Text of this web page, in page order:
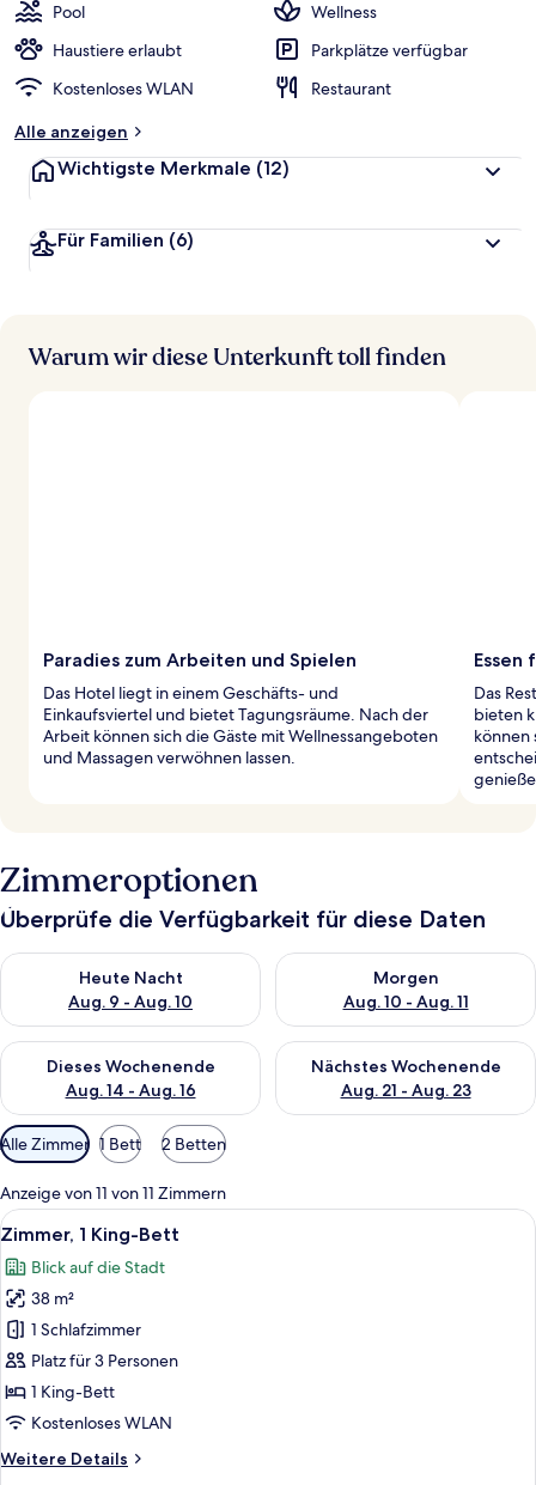
Pool
Wellness
Haustiere erlaubt
Parkplätze verfügbar
Kostenloses WLAN
Restaurant
Alle anzeigen
Wichtigste Merkmale (12)
Für Familien (6)
Warum wir diese Unterkunft toll finden
Paradies zum Arbeiten und Spielen
Das Hotel liegt in einem Geschäfts- und
Einkaufsviertel und bietet Tagungsräume. Nach der
Arbeit können sich die Gäste mit Wellnessangeboten
und Massagen verwöhnen lassen.
Essen
Das
bieten
können
Zimmeroptionen
Überprüfe die Verfügbarkeit für diese Daten
Heute Nacht
Aug. 9 - Aug. 10
Überprüfe die Verfügbarkeit für heute Nacht, Aug. 9 - Aug.
Morgen
Aug. 10 - Aug. 11
Überprüfe die Verfügbarkeit
Dieses Wochenende
Aug. 14 - Aug. 16
Überprüfe die Verfügbarkeit für dieses Wochenende, Aug. 14
Nächstes Wochenende
Aug. 21 - Aug. 23
Überprüfe die Verfügbarkeit
Verfügbare
Filter
für
Zimmer
Alle Zimmer 1 Bett 2 Betten
Anzeige von 11 von 11 Zimmern
Alle
Fotos
für
Zimmer,
1 King-
Bett
anzeigen
Ein Hotelzimmer mit Bett,
5
Zimmer, 1 King-Bett
Blick auf die Stadt
38 m²
1 Schlafzimmer
Platz für 3 Personen
1 King-Bett
Kostenloses WLAN
Weitere Details
Weitere